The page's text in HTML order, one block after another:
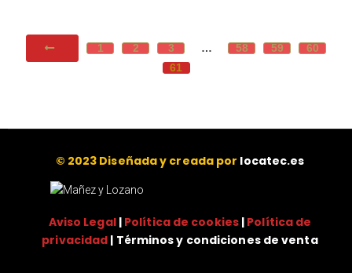
1 2 3 … 58 59
60
61
© 2023 Diseñada y creada por locatec.es
Aviso Legal| Política de cookies| Política de
privacidad | Términos y condiciones de venta